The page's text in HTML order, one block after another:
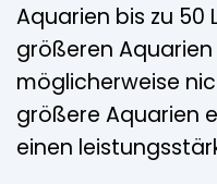
Aquarien bis zu 50
größeren
möglicherweise
größere Aquarien
einen